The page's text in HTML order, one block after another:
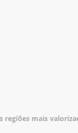
regiões mais